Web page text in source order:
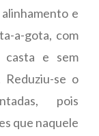
e
a-gota, com
casta e sem
Reduziu-se o
pois
que naquele